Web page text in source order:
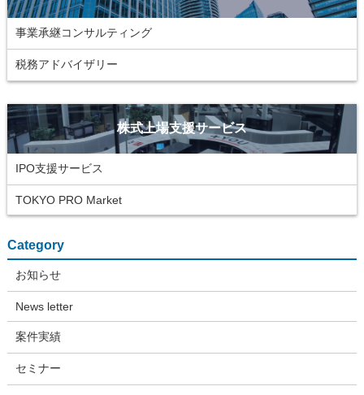
事業承継コンサルティング
税務アドバイザリー
株式上場支援サービス
IPO支援サービス
TOKYO PRO Market
Category
お知らせ
News letter
案件実績
セミナー